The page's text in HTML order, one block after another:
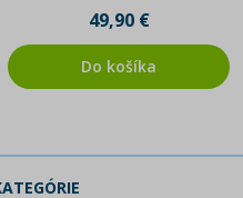
49,90 €
Do košíka